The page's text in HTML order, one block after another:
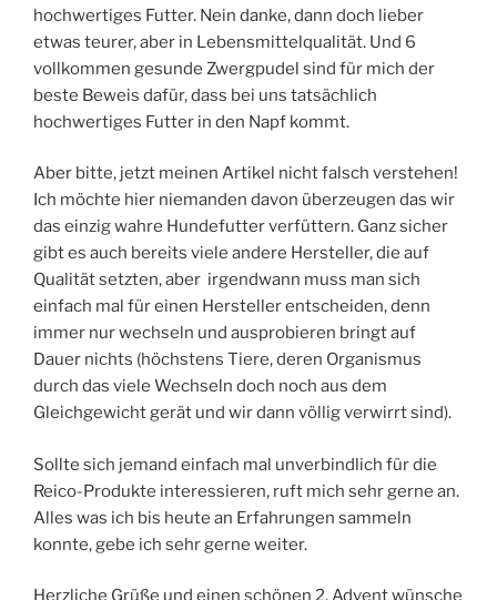
hochwertiges Futter. Nein danke, dann doch lieber
etwas teurer, aber in Lebensmittelqualität. Und 6
vollkommen gesunde Zwergpudel sind für mich der
beste Beweis dafür, dass bei uns tatsächlich
hochwertiges Futter in den Napf kommt.
Aber bitte, jetzt meinen Artikel nicht falsch verstehen!
Ich möchte hier niemanden davon überzeugen das wir
das einzig wahre Hundefutter verfüttern. Ganz sicher
gibt es auch bereits viele andere Hersteller, die auf
Qualität setzten, aber irgendwann muss man sich
einfach mal für einen Hersteller entscheiden, denn
immer nur wechseln und ausprobieren bringt auf
Dauer nichts (höchstens Tiere, deren Organismus
durch das viele Wechseln doch noch aus dem
Gleichgewicht gerät und wir dann völlig verwirrt sind).
Sollte sich jemand einfach mal unverbindlich für die
Reico-Produkte interessieren, ruft mich sehr gerne an.
Alles was ich bis heute an Erfahrungen sammeln
konnte, gebe ich sehr gerne weiter.
Herzliche Grüße und einen schönen 2. Advent wünsche